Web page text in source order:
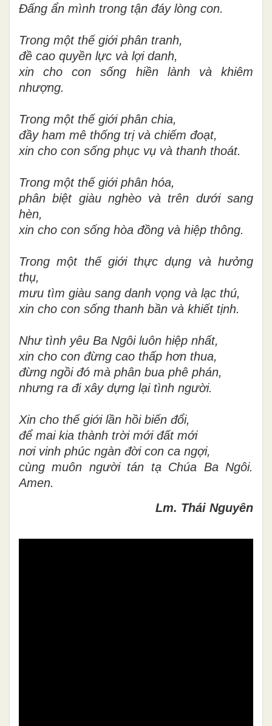
Đấng ẩn mình trong tận đáy lòng con.
Trong một thế giới phân tranh,
đề cao quyền lực và lợi danh,
xin cho con sống hiền lành và khiêm
nhượng.
Trong một thế giới phân chia,
đầy ham mê thống trị và chiếm đoạt,
xin cho con sống phục vụ và thanh thoát.
Trong một thế giới phân hóa,
phân biệt giàu nghèo và trên dưới sang
hèn,
xin cho con sống hòa đồng và hiệp thông.
Trong một thế giới thực dụng và hưởng
thụ,
mưu tìm giàu sang danh vọng và lạc thú,
xin cho con sống thanh bần và khiết tịnh.
Như tình yêu Ba Ngôi luôn hiệp nhất,
xin cho con đừng cao thấp hơn thua,
đừng ngồi đó mà phân bua phê phán,
nhưng ra đi xây dựng lại tình người.
Xin cho thế giới lần hồi biến đổi,
để mai kia thành trời mới đất mới
nơi vinh phúc ngàn đời con ca ngợi,
cùng muôn người tán tạ Chúa Ba Ngôi.
Amen.
Lm. Thái Nguyên